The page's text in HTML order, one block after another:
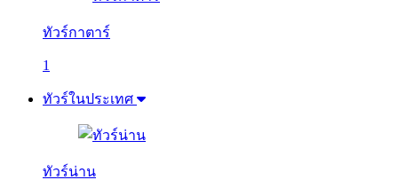
ทัวร์กาตาร์
1
ทัวร์ในประเทศ
ทัวร์น่าน